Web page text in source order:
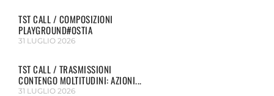
TST CALL / COMPOSIZIONI
PLAYGROUND#OSTIA
31 LUGLIO 2026
TST CALL / TRASMISSIONI
CONTENGO MOLTITUDINI: AZIONI...
31 LUGLIO 2026